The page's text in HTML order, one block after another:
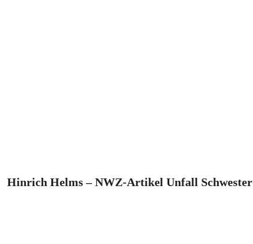
Hinrich Helms – NWZ-Artikel Unfall Schwester